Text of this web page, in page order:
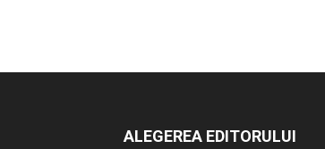
ALEGEREA EDITORULUI